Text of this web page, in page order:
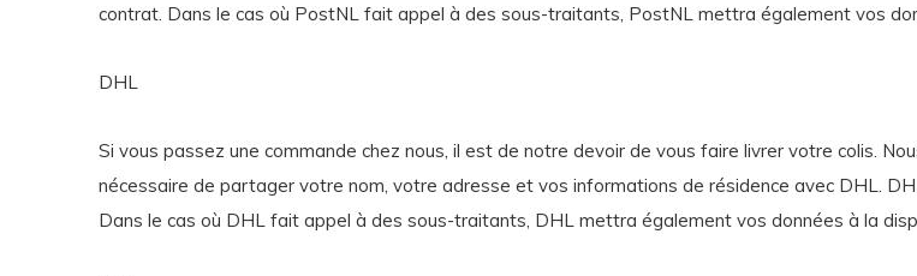
contrat. Dans le cas où PostNL fait appel à des sous-traitants, PostNL mettra également vos
DHL
Si vous passez une commande chez nous, il est de notre devoir de vous faire livrer votre colis.
nécessaire de partager votre nom, votre adresse et vos informations de résidence avec DHL.
Dans le cas où DHL fait appel à des sous-traitants, DHL mettra également vos données à la